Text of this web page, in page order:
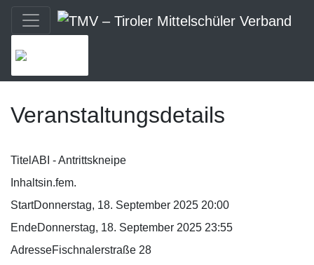
Veranstaltungsdetails
Titel ABI - Antrittskneipe
Inhaltsin.fem.
StartDonnerstag, 18. September 2025 20:00
EndeDonnerstag, 18. September 2025 23:55
AdresseFischnalerstraße 28